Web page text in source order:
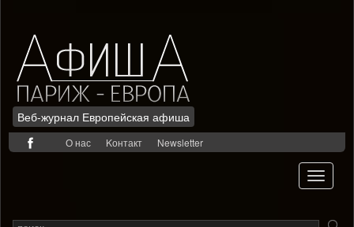
Веб-журнал Европейская афиша
О нас Kонтакт Newsletter
Toggle